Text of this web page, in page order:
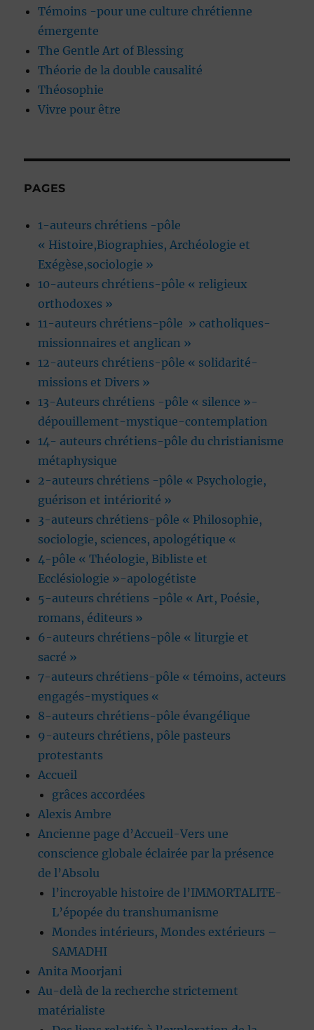
Témoins -pour une culture chrétienne
émergente
The Gentle Art of Blessing
Théorie de la double causalité
Théosophie
Vivre pour être
PAGES
1-auteurs chrétiens -pôle
« Histoire,Biographies, Archéologie et
Exégèse,sociologie »
10-auteurs chrétiens-pôle « religieux
orthodoxes »
11-auteurs chrétiens-pôle » catholiques-
missionnaires et anglican »
12-auteurs chrétiens-pôle « solidarité-
missions et Divers »
13-Auteurs chrétiens -pôle « silence »-
dépouillement-mystique-contemplation
14- auteurs chrétiens-pôle du christianisme
métaphysique
2-auteurs chrétiens -pôle « Psychologie,
guérison et intériorité »
3-auteurs chrétiens-pôle « Philosophie,
sociologie, sciences, apologétique «
4-pôle « Théologie, Bibliste et
Ecclésiologie »-apologétiste
5-auteurs chrétiens -pôle « Art, Poésie,
romans, éditeurs »
6-auteurs chrétiens-pôle « liturgie et
sacré »
7-auteurs chrétiens-pôle « témoins, acteurs
engagés-mystiques «
8-auteurs chrétiens-pôle évangélique
9-auteurs chrétiens, pôle pasteurs
protestants
Accueil
grâces accordées
Alexis Ambre
Ancienne page d’Accueil-Vers une
conscience globale éclairée par la présence
de l’Absolu
l’incroyable histoire de l’IMMORTALITE-
L’épopée du transhumanisme
Mondes intérieurs, Mondes extérieurs –
SAMADHI
Anita Moorjani
Au-delà de la recherche strictement
matérialiste